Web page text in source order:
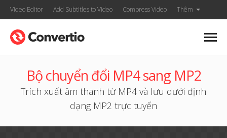
Video Editor Add Subtitles to Video Compress Video Thêm
Bộ chuyển đổi MP4 sang MP2
Trích xuất âm thanh từ MP4 và lưu dưới định
dạng MP2 trực tuyến